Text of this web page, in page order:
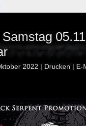
2022 | Drucken | E-